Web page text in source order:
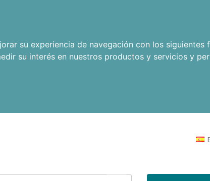
su experiencia de navegación con los siguientes
su interés en nuestros productos y servicios y